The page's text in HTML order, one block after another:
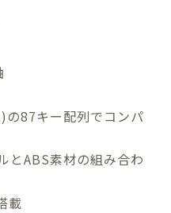
87キー配列でコンパ
とABS素材の組み合わ
載